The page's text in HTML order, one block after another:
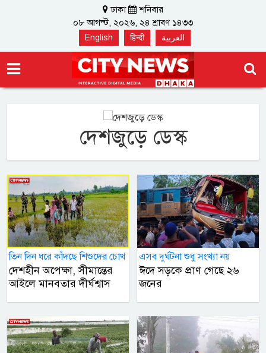
ঢাকা
শনিবার
০৮ আগস্ট, ২০২৬, ২৪ শ্রাবণ ১৪৩৩
English हिन्दी العربية
দেশজুড়ে ডেস্ক
তিন দিন ধরে কাঁদছে শিশুদের চোখ
দেশহীন অপেক্ষা, সীমান্তের
আইলে মানবতার দীর্ঘশ্বাস
এসব দুর্ঘটনা শুধু সংখ্যা নয়
ঈদে সড়কে প্রাণ গেছে ২৬
জনের